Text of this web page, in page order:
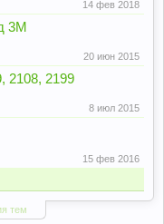
14 фев 2018
3М
20 июн 2015
2108, 2199
8 июл 2015
15 фев 2016
тем